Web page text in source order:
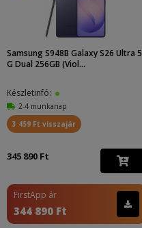
Samsung S948B Galaxy S26 Ultra 5
G Dual 256GB (Viol...
Készletinfó:
2-4 munkanap
3 459 Ft visszajár
345 890 Ft
FirstApp ár
344 890 Ft